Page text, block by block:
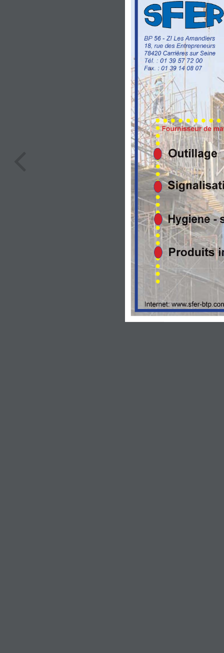
BP 56 - ZI Les Amandiers
18, rue des Entrepreneurs
78420 Carrières sur Seine
Tél. : 01 39 57 72 00
Fax. : 01 39 14 08 07
Internet: www.sfer-
Outillage
Hygiene -
Produits
Fournisseur de